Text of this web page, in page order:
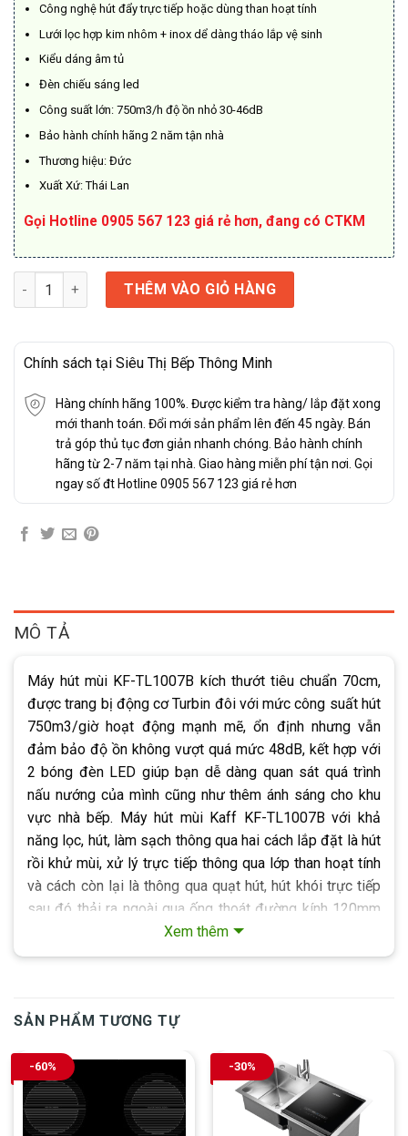
Công nghệ hút đẩy trực tiếp hoặc dùng than hoạt tính
Lưới lọc hợp kim nhôm + inox dể dàng tháo lắp vệ sinh
Kiểu dáng âm tủ
Đèn chiếu sáng led
Công suất lớn: 750m3/h độ ồn nhỏ 30-46dB
Bảo hành chính hãng 2 năm tận nhà
Thương hiệu: Đức
Xuất Xứ: Thái Lan
Gọi Hotline 0905 567 123 giá rẻ hơn, đang có CTKM
Máy Hút Mùi Bếp Âm Tủ KF-TL1007B số lượng
THÊM VÀO GIỎ HÀNG
Chính sách tại Siêu Thị Bếp Thông Minh
Hàng chính hãng 100%. Được kiểm tra hàng/ lắp đặt xong
mới thanh toán. Đổi mới sản phẩm lên đến 45 ngày. Bán
trả góp thủ tục đơn giản nhanh chóng. Bảo hành chính
hãng từ 2-7 năm tại nhà. Giao hàng miễn phí tận nơi. Gọi
ngay số đt Hotline 0905 567 123 giá rẻ hơn
MÔ TẢ
Máy hút mùi KF-TL1007B kích thướt tiêu chuẩn 70cm,
được trang bị động cơ Turbin đôi với mức công suất hút
750m3/giờ hoạt động mạnh mẽ, ổn định nhưng vẫn
đảm bảo độ ồn không vượt quá mức 48dB, kết hợp với
2 bóng đèn LED giúp bạn dễ dàng quan sát quá trình
nấu nướng của mình cũng như thêm ánh sáng cho khu
vực nhà bếp. Máy hút mùi Kaff KF-TL1007B với khả
năng lọc, hút, làm sạch thông qua hai cách lắp đặt là hút
rồi khử mùi, xử lý trực tiếp thông qua lớp than hoạt tính
và cách còn lại là thông qua quạt hút, hút khói trực tiếp
sau đó thải ra ngoài qua ống thoát đường kính 120mm
cùng với 1m ống mềm kèm theo, phù hợp nhu cầu và
khả năng của người tiêu dùng.
bị bộ lưới lọc lọc mỡ Aluminum 3 lớp có tác dụng sàn
động cơ máy bên trong, nâng cao tuổi thọ sản phẩm.
Sản phẩm máy hút mùi Kaff KF-TL1007B sử dụng chất
liệu kính đen và thân máy thép sơn tĩnh điện đen sang
trọng cho độ bền khi sử dụng trong thời gian dài, tuổi
Xem thêm
SẢN PHẨM TƯƠNG TỰ
-60% -30%